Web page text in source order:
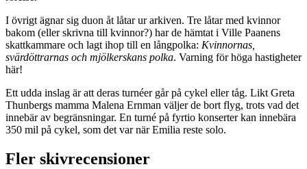
I övrigt ägnar sig duon åt låtar ur arkiven. Tre låtar med kvinnor
bakom (eller skrivna till kvinnor?) har de hämtat i Ville Paanens
skattkammare och lagt ihop till en långpolka: Kvinnornas,
svärdöttrarnas och mjölkerskans polka. Varning för höga hastigheter
här!
Ett udda inslag är att deras turnéer går på cykel eller tåg. Likt Greta
Thunbergs mamma Malena Ernman väljer de bort flyg, trots vad det
innebär av begränsningar. En turné på fyrtio konserter kan innebära
350 mil på cykel, som det var när Emilia reste solo.
Fler skivrecensioner